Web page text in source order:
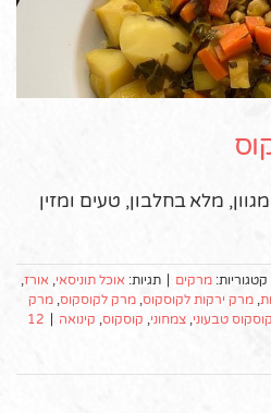
מלא בחלבון, טעים ומזין
קטגוריות: מרקים תגיות: אוכל תוניסאי, אורז,
, מרק ירקות לקוסקוס, מרק לקוסקוס, מרק
טבעוני, צמחוני, קוסקוס, קינואה
12